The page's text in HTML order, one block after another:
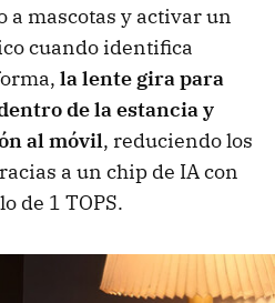
a mascotas y activar un
cuando identifica
la lente gira para
de la estancia y
al móvil, reduciendo los
a un chip de IA con
de 1 TOPS.